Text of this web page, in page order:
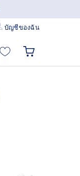
บัญชีของฉัน